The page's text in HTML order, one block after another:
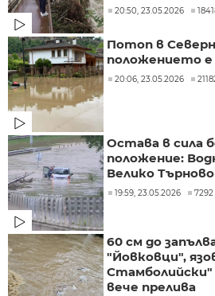
20:50, 23.05.2026
Потоп в
положението е
20:06, 23.05.2026
Остава в сила
положение:
Велико
19:59, 23.05.2026 7292
60 см до
"Йовковци",
Стамболийски"
вече прелива